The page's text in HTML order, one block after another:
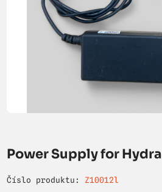
Power Supply for Hydra
Číslo produktu: Z10012l